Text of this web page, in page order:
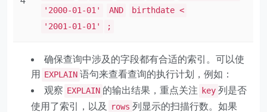
'2000-01-01'
AND
birthdate <
'2001-01-01'
;
确保查询中涉及的字段都有合适的索引。可以使
用
EXPLAIN 语句来查看查询的执行计划，例如：
观察 EXPLAIN 的输出结果，重点关注 key 列是否
使用了索引，以及
rows 列显示的扫描行数。如果